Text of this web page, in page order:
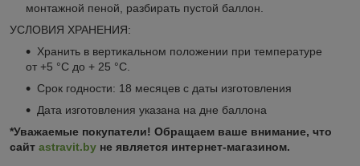
монтажной пеной, разбирать пустой баллон.
УСЛОВИЯ ХРАНЕНИЯ:
Хранить в вертикальном положении при температуре
от +5 °С до + 25 °С.
Срок годности: 18 месяцев с даты изготовления
Дата изготовления указана на дне баллона
*Уважаемые покупатели! Обращаем ваше внимание, что
сайт astravit.by не является интернет-магазином.